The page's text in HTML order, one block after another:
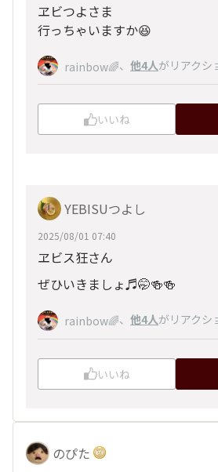
ヱビつよさま
行っちゃいますか😆
rainbow🌈、 他4人がリアクシ
いいね
YEBISUつよし
2025/08/01 07:40
ヱビス狂さん
ぜひいきましょ♬🤭🍻🍻
rainbow🌈、 他4人がリアクシ
いいね
のぴた